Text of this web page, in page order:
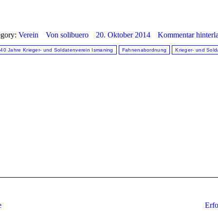
Verein Von solibuero 20. Oktober 2014 Kommentar
Jahre Krieger- und Soldatenverein Ismaning Fahnenabordnung Krieger- und